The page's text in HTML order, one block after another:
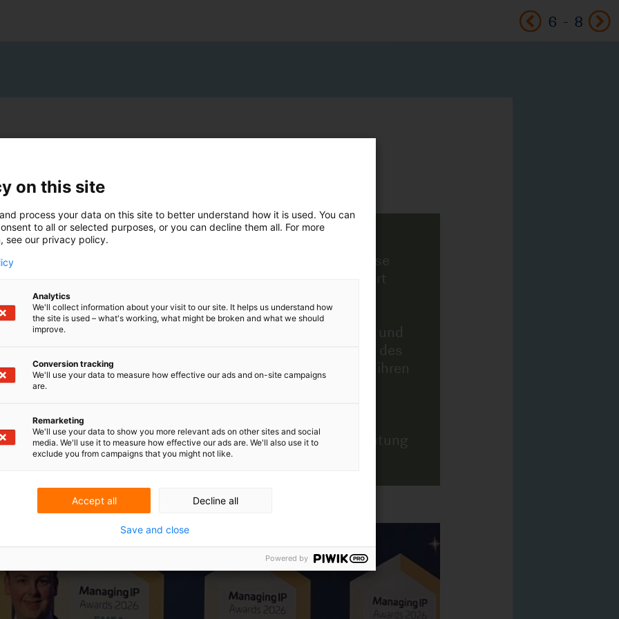
Seite der V.O.-Website ist möglicherweise
einiger Zeit um eine neue Rubrik erweitert
Ergänzung reagiert die Website auf den
einheitlichen Erläuterungen komplexer
In dieser Rubrik werden aktuelle und
Europäischen Patentamts (EPA) und des
Patent Court, UPC) vorgestellt und in ihren
nur, die betreffenden Entscheidungen
Einblicke in deren weitergehende Bedeutung
Praxis zu geben.
on this site
process your data on this site to better understand how it is used. You can
to all or selected purposes, or you can decline them all. For more
see our privacy policy.
Analytics
We'll collect information about your visit to our site. It helps us understand how
the site is used – what's working, what might be broken and what we should
improve.
Conversion tracking
We'll use your data to measure how effective our ads and on-site campaigns
are.
Remarketing
We'll use your data to show you more relevant ads on other sites and social
media. We'll use it to measure how effective our ads are. We'll also use it to
exclude you from campaigns that you might not like.
Accept all Decline all
Save and close
Powered by